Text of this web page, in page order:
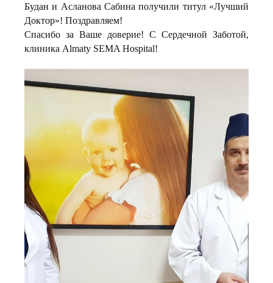
Будан и Асланова Сабина получили титул «Лучший
Доктор»! Поздравляем!
Спасибо за Ваше доверие! С Сердечной Заботой,
клиника Almaty SEMA Hospital!